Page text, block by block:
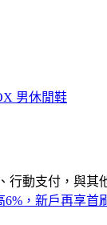
男休閒鞋
行動支付，與其
6%，新戶再享首